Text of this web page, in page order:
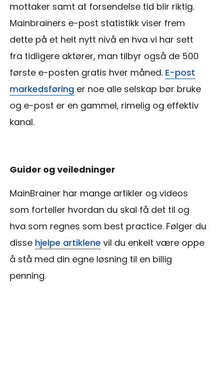
mottaker samt at forsendelse tid blir riktig.
Mainbrainers e-post statistikk viser frem
dette på et helt nytt nivå en hva vi har sett
fra tidligere aktører, man tilbyr også de 500
første e-posten gratis hver måned. E-post
markedsføring er noe alle selskap bør bruke
og e-post er en gammel, rimelig og effektiv
kanal.
Guider og veiledninger
MainBrainer har mange artikler og videos
som forteller hvordan du skal få det til og
hva som regnes som best practice. Følger du
disse hjelpe artiklene vil du enkelt være oppe
å stå med din egne løsning til en billig
penning.